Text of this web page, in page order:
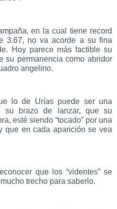
en la cual tiene record
3.67, no va acorde a su fina
Hoy parece más factible su
su permanencia como abridor
angelino.
lo de Urías puede ser una
su brazo de lanzar, que su
esté siendo “tocado” por una
que en cada aparición se vea
que los “videntes” se
trecho para saberlo.